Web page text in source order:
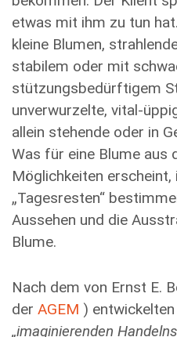
etwas mit ihm zu tun
kleine Blumen,
stabilem oder mit
stützungsbedürftigem
unverwurzelte, vital-
allein stehende oder in
Was für eine Blume aus
Möglichkeiten
„Tagesresten“
Aussehen und die
Blume.
Nach dem von Ernst E.
der AGEM )
„imaginierenden